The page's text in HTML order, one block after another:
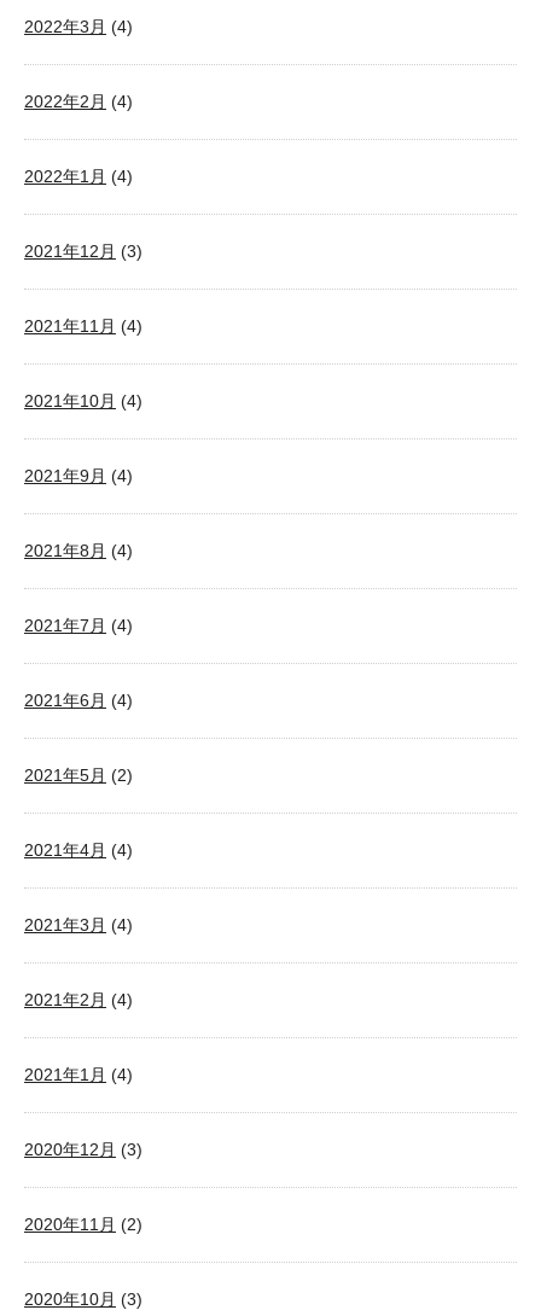
2022年3月 (4)
2022年2月 (4)
2022年1月 (4)
2021年12月 (3)
2021年11月 (4)
2021年10月 (4)
2021年9月 (4)
2021年8月 (4)
2021年7月 (4)
2021年6月 (4)
2021年5月 (2)
2021年4月 (4)
2021年3月 (4)
2021年2月 (4)
2021年1月 (4)
2020年12月 (3)
2020年11月 (2)
2020年10月 (3)